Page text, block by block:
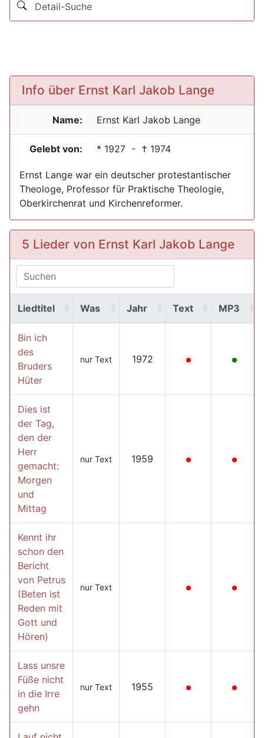
Detail-Suche
Info über Ernst Karl Jakob Lange
Name: Ernst Karl Jakob Lange
Gelebt von: * 1927 - † 1974
Ernst Lange war ein deutscher protestantischer
Theologe, Professor für Praktische Theologie,
Oberkirchenrat und Kirchenreformer.
5 Lieder von Ernst Karl Jakob Lange
Liedtitel Was Jahr Text MP3
Bin ich
des
Bruders
Hüter
nur Text 1972
Dies ist
der Tag,
den der
Herr
gemacht:
Morgen
und
Mittag
nur Text 1959
Kennt ihr
schon den
Bericht
von Petrus
(Beten ist
Reden mit
Gott und
Hören)
nur Text
Lass unsre
Füße nicht
in die Irre
gehn
nur Text 1955